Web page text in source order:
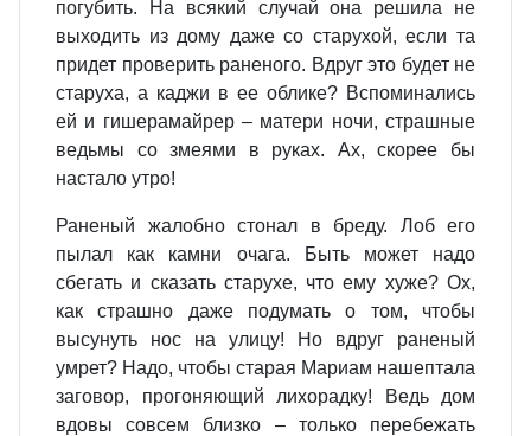
погубить. На всякий случай она решила не
выходить из дому даже со старухой, если та
придет проверить раненого. Вдруг это будет не
старуха, а каджи в ее облике? Вспоминались
ей и гишерамайрер – матери ночи, страшные
ведьмы со змеями в руках. Ах, скорее бы
настало утро!
Раненый жалобно стонал в бреду. Лоб его
пылал как камни очага. Быть может надо
сбегать и сказать старухе, что ему хуже? Ох,
как страшно даже подумать о том, чтобы
высунуть нос на улицу! Но вдруг раненый
умрет? Надо, чтобы старая Мариам нашептала
заговор, прогоняющий лихорадку! Ведь дом
вдовы совсем близко – только перебежать